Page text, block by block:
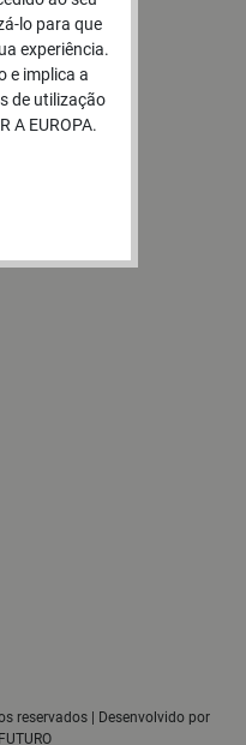
reservados | Desenvolvido por